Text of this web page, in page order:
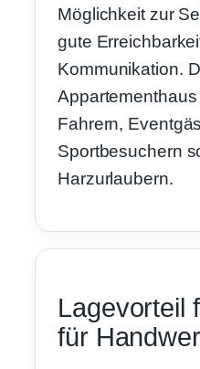
Möglichkeit zur
gute
Kommunikation.
Fahrern,
Sportbesuchern
Harzurlaubern.
Lagevorteil
für